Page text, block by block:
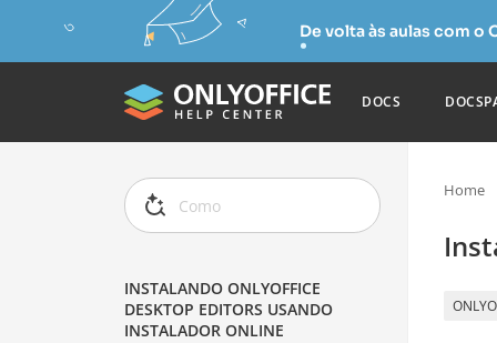
De volta às aulas com o
DOCS
INSTALANDO ONLYOFFICE
DESKTOP EDITORS USANDO
INSTALADOR ONLINE
Home